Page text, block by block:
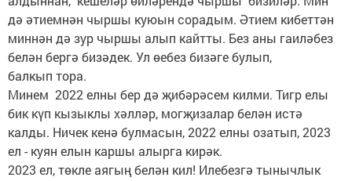
дә әтиемнән чыршы куюын сорадым. Әтием кибеттән
миннән дә зур чыршы алып кайтты. Без аны гаиләбез
белән бергә бизәдек. Ул өебез бизәге булып,
балкып тора.
Минем 2022 елны бер дә җибәрәсем килми. Тигр елы
бик күп кызыклы хәлләр, могҗизалар белән истә
калды. Ничек кенә булмасын, 2022 елны озатып, 2023
ел - куян елын каршы алырга кирәк.
2023 ел, төкле аягың белән кил! Илебезгә тынычлык